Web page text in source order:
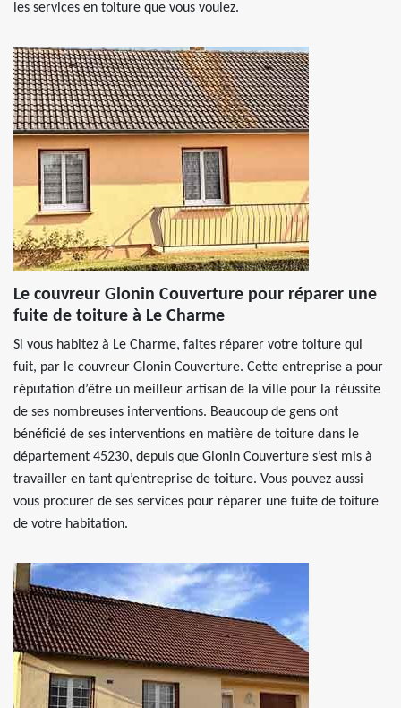
les services en toiture que vous voulez.
Le couvreur Glonin Couverture pour réparer une
fuite de toiture à Le Charme
Si vous habitez à Le Charme, faites réparer votre toiture qui
fuit, par le couvreur Glonin Couverture. Cette entreprise a pour
réputation d’être un meilleur artisan de la ville pour la réussite
de ses nombreuses interventions. Beaucoup de gens ont
bénéficié de ses interventions en matière de toiture dans le
département 45230, depuis que Glonin Couverture s’est mis à
travailler en tant qu’entreprise de toiture. Vous pouvez aussi
vous procurer de ses services pour réparer une fuite de toiture
de votre habitation.